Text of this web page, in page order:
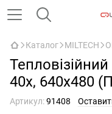
Каталог MILTECH
40x, 640x480
Артикул:91408